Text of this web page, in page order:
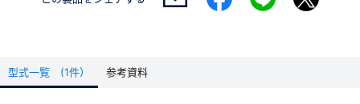
型式一覧 (1件） 参考資料